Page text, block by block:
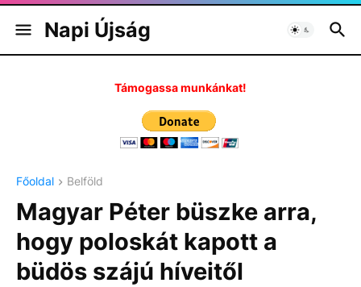
Napi Újság
Támogassa munkánkat!
Főoldal Belföld
Magyar Péter büszke arra,
hogy poloskát kapott a
büdös szájú híveitől